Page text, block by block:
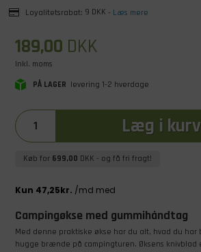
Loyalitetsrabat: 9 DKK - Læs mere
189,00 DKK
Inkl. moms
PÅ LAGER levering 1-2 hverdage
Læg i kurv
Køb for 699,00 DKK - og få fri fragt!
Campingøkse med gummihåndtag
Med denne praktiske økse har du alt, hvad du har
hugge brænde på campingturen. Øksens knivblad